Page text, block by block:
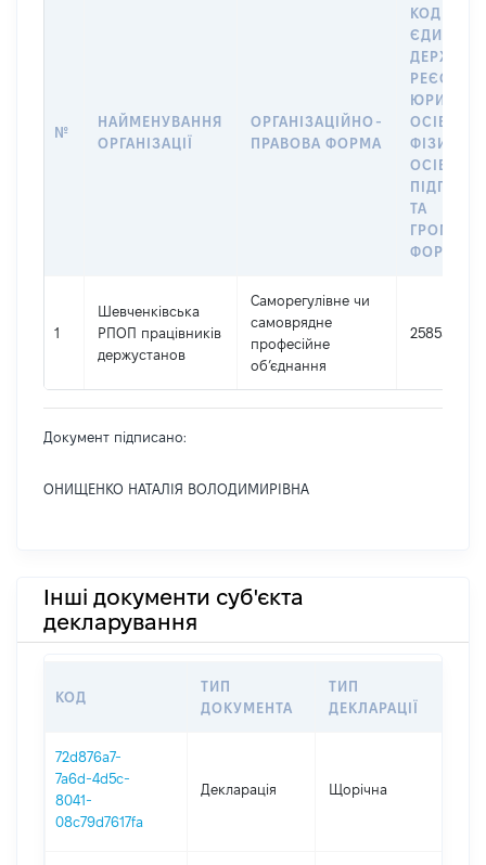
№
НАЙМЕНУВАННЯ
ОРГАНІЗАЦІЇ
ОРГАНІЗАЦІЙНО-
ПРАВОВА ФОРМА
КОД В
РЕЄСТРІ
ОСІБ,
ОСІБ –
ТА
1
Шевченківська
РПОП працівників
держустанов
Саморегулівне чи
самоврядне
професійне
об’єднання
25855010
Документ підписано:
ОНИЩЕНКО НАТАЛІЯ ВОЛОДИМИРІВНА
Інші документи суб'єкта
декларування
КОД
ТИП
ДОКУМЕНТА
ТИП
ДЕКЛАРАЦІЇ
72d876a7-
7a6d-4d5c-
8041-
08c79d7617fa
Декларація Щорічна